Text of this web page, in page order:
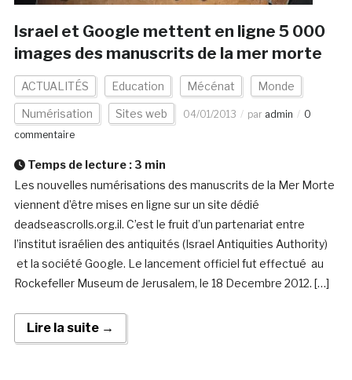
Israel et Google mettent en ligne 5 000
images des manuscrits de la mer morte
ACTUALITÉS Education Mécénat Monde
Numérisation Sites web 04/01/2013 par admin
0
commentaire
Temps de lecture : 3 min
Les nouvelles numérisations des manuscrits de la Mer Morte
viennent d’être mises en ligne sur un site dédié
deadseascrolls.org.il. C’est le fruit d’un partenariat entre
l’institut israélien des antiquités (Israel Antiquities Authority)
et la société Google. Le lancement officiel fut effectué au
Rockefeller Museum de Jerusalem, le 18 Decembre 2012. […]
Lire la suite →